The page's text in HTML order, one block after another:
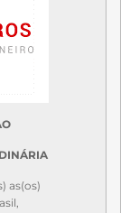
as(os)